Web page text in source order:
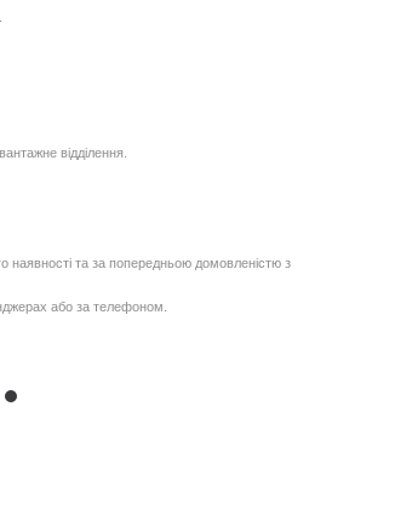
відділення.
наявності та за попередньою домовленістю з
або за телефоном.